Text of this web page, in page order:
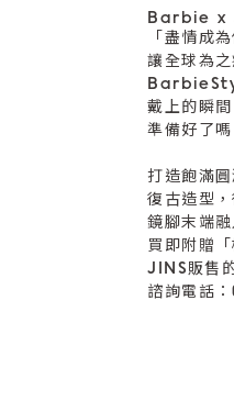
Barbie x
「盡情成
讓全球為
戴上的瞬
準備好了
打造飽滿
復古造型
鏡腳末端
買即附贈
JINS販售
諮詢電話